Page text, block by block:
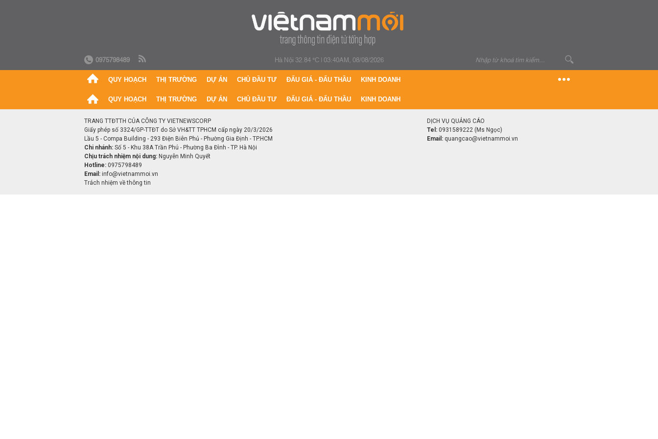
0975798489 Hà Nội 32.84 °C|03:40AM, 08/08/2026
QUY HOẠCH THỊ TRƯỜNG DỰ ÁN CHỦ ĐẦU TƯ ĐẤU GIÁ - ĐẤU THẦU KINH DOANH
QUY HOẠCH THỊ TRƯỜNG DỰ ÁN CHỦ ĐẦU TƯ ĐẤU GIÁ - ĐẤU THẦU KINH DOANH
TRANG TTĐTTH CỦA CÔNG TY VIETNEWSCORP
Giấy phép số 3324/GP-TTĐT do Sở VH&TT TPHCM cấp ngày 20/3/2026
Lầu 5 - Compa Building - 293 Điện Biên Phủ - Phường Gia Định - TP.HCM
Chi nhánh: Số 5 - Khu 38A Trần Phú - Phường Ba Đình - TP. Hà Nội
Chịu trách nhiệm nội dung: Nguyễn Minh Quyết
Hotline: 0975798489
Email: info@vietnammoi.vn
Trách nhiệm về thông tin
DỊCH VỤ QUẢNG CÁO
Tel: 0931589222 (Ms Ngọc)
Email: quangcao@vietnammoi.vn